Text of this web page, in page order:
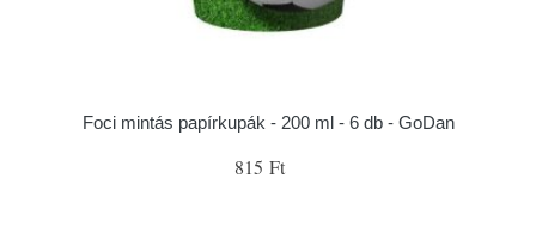
Foci mintás papírkupák - 200 ml - 6 db - GoDan
815 Ft